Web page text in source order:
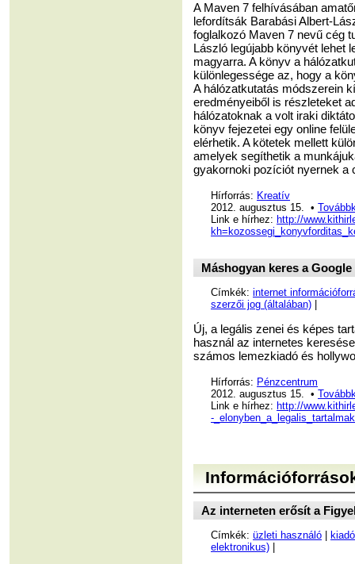
A Maven 7 felhívásában
lefordítsák Barabási Albert-
foglalkozó Maven 7 nevű cég
László legújabb könyvét lehet
magyarra. A könyv a
különlegessége az, hogy a
A hálózatkutatás módszerein
eredményeiből is részleteket
hálózatoknak a volt iraki
könyv fejezetei egy online
elérhetik. A kötetek mellett
amelyek segíthetik a
gyakornoki pozíciót nyernek a
Hírforrás: Kreatív
2012. augusztus 15. •
Link e hírhez: http://
Máshogyan keres a
Címkék: internet
szerzői jog (általában)
Új, a legális zenei és képes
használ az internetes
számos lemezkiadó és
Hírforrás: Pénzcentrum
2012. augusztus 15. •
Link e hírhez: http://
-_elonyben_a_legalis_tartalmak
Az interneten erősít a
Címkék: üzleti használó
elektronikus)